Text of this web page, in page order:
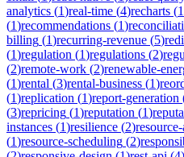
analytics (1)real-time (4)recharts (1
(1)recommendations (1)
billing (1)recurring-revenue (5)
(1)regulation (1)regulations (2)
(2)remote-work (2)renewable-
(1)rental (3)rental-business (1)
(1)replication (1)report-generation
(3)repricing (1)reputation (1)
instances (1)resilience (2)
(1)resource-scheduling (2)